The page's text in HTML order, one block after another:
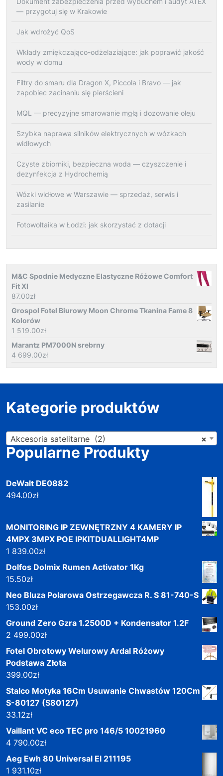
— przygotuj się w Krakowie
Jak wdrożyć QoS
Wkłady zmiękczająco-odżelaziające: jak poprawić jakość
wody w domu
Filtry do smaru dla Dragon X, Piccola i Bravo — jak
zapobiec zacinaniu się pierścieni
MQL — precyzyjne smarowanie mgłą i dozowanie oleju
Szybka naprawa silników elektrycznych w wózkach
widłowych
Czyste zbiorniki, bezpieczna woda — czyszczenie i
dezynfekcja z Hydrochemią
Wózki widłowe w Warszawie — sprzedaż, serwis i
zasilanie
Fotowoltaika w Łodzi: jak skorzystać z dotacji
M&C Spodnie Medyczne Elastyczne Różowe Comfort
Fit Xl
87.00zł
Grospol Fotel Biurowy Moon Chrome Tkanina Fame 8
Kolorów
1 519.00zł
Marantz PM7000N srebrny
4 699.00zł
Kategorie produktów
×
Akcesoria satelitarne (2)
Popularne Produkty
DeWalt DE0882
494.00zł
MONITORING IP ZEWNĘTRZNY 4 KAMERY IP
4MPX 3MPX POE IPKITDUALLIGHT4MP
1 839.00zł
Dolfos Dolmix Rumen Activator 1Kg
15.50zł
Neo Bluza Polarowa Ostrzegawcza R. S 81-740-S
153.00zł
Ground Zero Gzra 1.2500D + Kondensator 1.2F
2 499.00zł
Fotel Obrotowy Welurowy Ardal Różowy
Podstawa Złota
399.00zł
Stalco Motyka 16Cm Usuwanie Chwastów 120Cm
S-80127 (S80127)
33.12zł
Vaillant VC eco TEC pro 146/5 10021960
4 790.00zł
Aeg Ewh 80 Universal El 211195
1 931.10zł